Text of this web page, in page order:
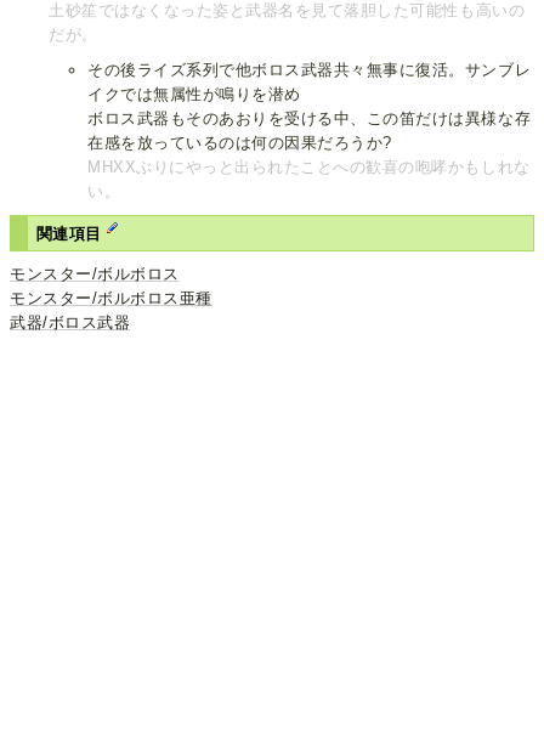
土砂笙ではなくなった姿と武器名を見て落胆した可能性も高いの
だが。
その後ライズ系列で他ボロス武器共々無事に復活。サンブレ
イクでは無属性が鳴りを潜め
ボロス武器もそのあおりを受ける中、この笛だけは異様な存
在感を放っているのは何の因果だろうか?
MHXXぶりにやっと出られたことへの歓喜の咆哮かもしれな
い。
関連項目
モンスター/ボルボロス
モンスター/ボルボロス亜種
武器/ボロス武器